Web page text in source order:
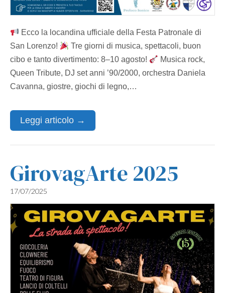
Ecco la locandina ufficiale della Festa Patronale di
San Lorenzo!
Tre giorni di musica, spettacoli, buon
cibo e tanto divertimento: 8–10 agosto!
Musica rock,
Queen Tribute, DJ set anni ’90/2000, orchestra Daniela
Cavanna, giostre, giochi di legno,…
Leggi articolo →
GirovagArte 2025
17/07/2025